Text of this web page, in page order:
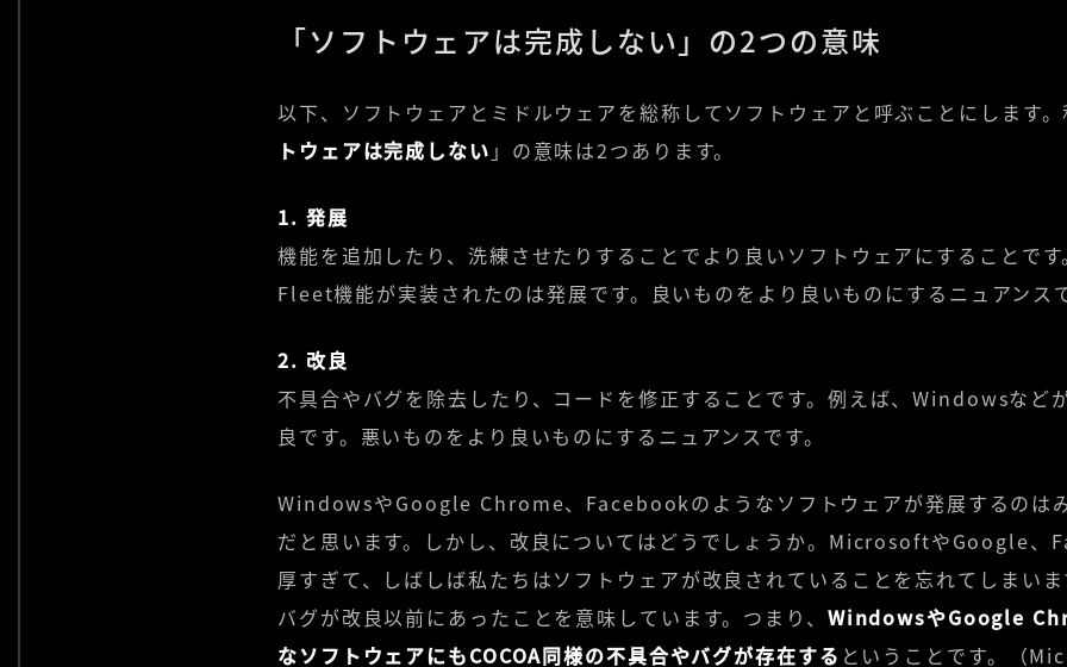
「ソフトウェアは完成しない」の2つの意味
以下、ソフトウェアとミドルウェアを総称してソフトウェアと呼ぶことにします
トウェアは完成しない 」の意味は2つあります。
1. 発展
機能を追加したり、洗練させたりすることでより良いソフトウェアにすることで
Fleet機能が実装されたのは発展です。良いものをより良いものにするニュアンス
2. 改良
不具合やバグを除去したり、コードを修正することです。例えば、Windowsなど
良です。悪いものをより良いものにするニュアンスです。
WindowsやGoogle Chrome、Facebookのようなソフトウェアが発展するのは
だと思います。しかし、改良についてはどうでしょうか。MicrosoftやGoogle、
厚すぎて、しばしば私たちはソフトウェアが改良されていることを忘れてしまい
バグが改良以前にあったことを意味しています。つまり、 WindowsやGoogle
なソフトウェアにもCOCOA同様の不具合やバグが存在する ということです。（